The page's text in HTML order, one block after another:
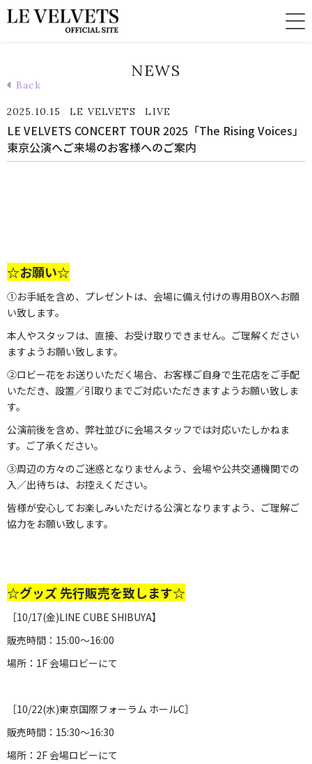
NEWS
Back
2025.10.15 LE VELVETS LIVE
LE VELVETS CONCERT TOUR 2025「The Rising Voices」
東京公演へご来場のお客様へのご案内
☆お願い☆
①お手紙を含め、プレゼントは、会場に備え付けの専用BOXへお願
い致します。
本人やスタッフは、直接、お受け取りできません。ご理解ください
ますようお願い致します。
②ロビー花をお送りいただく場合、お客様ご自身で生花店をご手配
いただき、設置／引取りまでご対応いただきますようお願い致しま
す。
公演前後を含め、弊社並びに会場スタッフでは対応いたしかねま
す。ご了承ください。
③周辺の方々のご迷惑となりませんよう、会場や公共交通機関での
入／出待ちは、お控えください。
皆様が安心してお楽しみいただける公演となりますよう、ご理解ご
協力をお願い致します。
☆グッズ 先行販売を致します☆
［10/17(金)LINE CUBE SHIBUYA】
販売時間：15:00～16:00
場所：1F 会場ロビーにて
［10/22(水)東京国際フォーラム ホールC］
販売時間：15:30～16:30
場所：2F 会場ロビーにて